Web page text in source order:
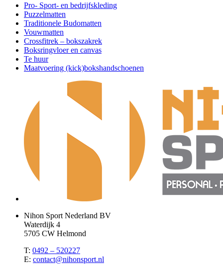
Pro- Sport- en bedrijfskleding
Puzzelmatten
Traditionele Budomatten
Vouwmatten
Crossfitrek – bokszakrek
Boksringvloer en canvas
Te huur
Maatvoering (kick)bokshandschoenen
Nihon Sport Nederland BV
Waterdijk 4
5705 CW Helmond
T: 0492 – 520227
E: contact@nihonsport.nl